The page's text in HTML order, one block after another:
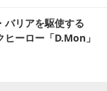
バリアを駆使する
ヒーロー「D.Mon」